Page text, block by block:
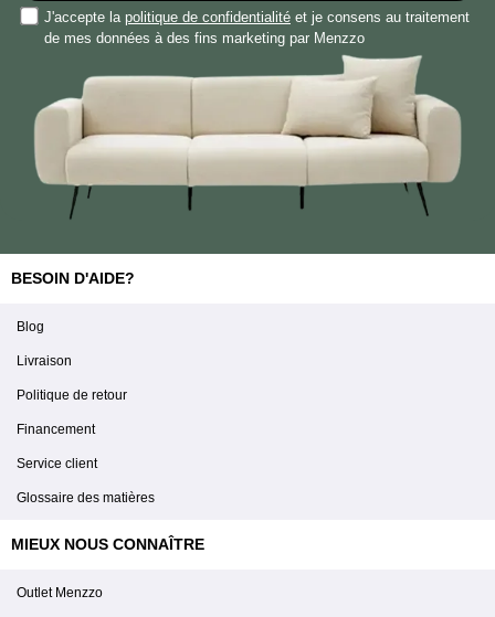
J'accepte la politique de confidentialité et je consens au traitement
de mes données à des fins marketing par Menzzo
BESOIN D'AIDE?
Blog
Livraison
Politique de retour
Financement
Service client
Glossaire des matières
MIEUX NOUS CONNAÎTRE
Outlet Menzzo